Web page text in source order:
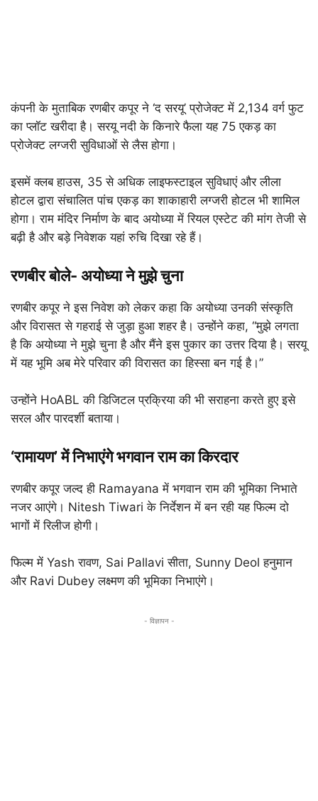
कंपनी के मुताबिक रणबीर कपूर ने ‘द सरयू’ प्रोजेक्ट में 2,134 वर्ग फुट
का प्लॉट खरीदा है। सरयू नदी के किनारे फैला यह 75 एकड़ का
प्रोजेक्ट लग्जरी सुविधाओं से लैस होगा।
इसमें क्लब हाउस, 35 से अधिक लाइफस्टाइल सुविधाएं और लीला
होटल द्वारा संचालित पांच एकड़ का शाकाहारी लग्जरी होटल भी शामिल
होगा। राम मंदिर निर्माण के बाद अयोध्या में रियल एस्टेट की मांग तेजी से
बढ़ी है और बड़े निवेशक यहां रुचि दिखा रहे हैं।
रणबीर बोले- अयोध्या ने मुझे चुना
रणबीर कपूर ने इस निवेश को लेकर कहा कि अयोध्या उनकी संस्कृति
और विरासत से गहराई से जुड़ा हुआ शहर है। उन्होंने कहा, “मुझे लगता
है कि अयोध्या ने मुझे चुना है और मैंने इस पुकार का उत्तर दिया है। सरयू
में यह भूमि अब मेरे परिवार की विरासत का हिस्सा बन गई है।”
उन्होंने HoABL की डिजिटल प्रक्रिया की भी सराहना करते हुए इसे
सरल और पारदर्शी बताया।
‘रामायण’ में निभाएंगे भगवान राम का किरदार
रणबीर कपूर जल्द ही Ramayana में भगवान राम की भूमिका निभाते
नजर आएंगे। Nitesh Tiwari के निर्देशन में बन रही यह फिल्म दो
भागों में रिलीज होगी।
फिल्म में Yash रावण, Sai Pallavi सीता, Sunny Deol हनुमान
और Ravi Dubey लक्ष्मण की भूमिका निभाएंगे।
- विज्ञापन -